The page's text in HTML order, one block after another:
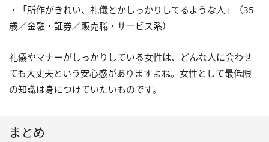
・「所作がきれい、礼儀とかしっかりしてるような人」（35
歳／金融・証券／販売職・サービス系）
礼儀やマナーがしっかりしている女性は、どんな人に会わせ
ても大丈夫という安心感がありますよね。女性として最低限
の知識は身につけていたいものです。
まとめ